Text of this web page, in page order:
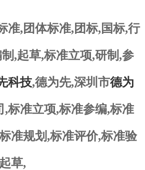
准,团体标准,团标,国标,行
,起草,标准立项,研制,参
科技,德为先,深圳市德为
,标准立项,标准参编,标准
准规划,标准评价,标准验
草,